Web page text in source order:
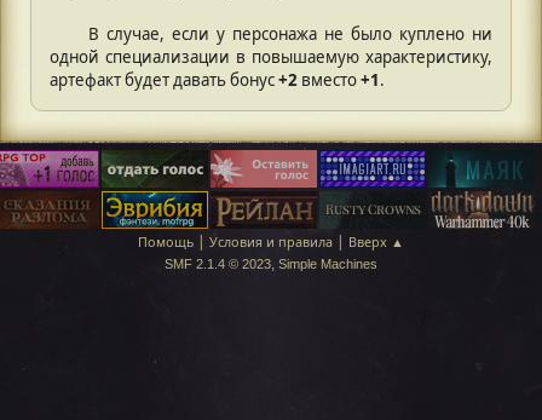
В случае, если у персонажа не было куплено ни
одной специализации в повышаемую характеристику,
артефакт будет давать бонус+2 вместо+1.
Помощь | Условия и правила | Вверх ▲
SMF 2.1.4 © 2023, Simple Machines